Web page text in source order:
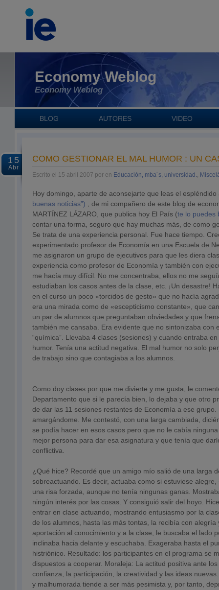
Economy Weblog
Economy Weblog
BLOG AUTORES VIDEO
15
Abr
COMO GESTIONAR EL MAL HUMOR : UN
Escrito el 15 abril 2007 por en Educación, mba´s, universidad.,
Hoy domingo, aparte de aconsejarte que leas el
buenas noticias”)
, de mi compañero de este blog de
MARTÍNEZ LÁZARO, que publica hoy El País (te lo puedes
contar una forma, seguro que hay muchas más, de como
Se trata de una experiencia personal. Fue hace tiempo.
experimentado profesor de Economía en una Escuela de
me asignaron un grupo de ejecutivos para que les diera
experiencia como profesor de Economía y también con
me hacía muy difícil. No me concentraba, ellos no me
estudiaban los casos antes de la clase, etc. ¡Un desastre!
en el curso un poco «torcidos de gesto» que no hacía
era una mirada como de «escepticismo constante», que
un par de alumnos que preguntaban obviedades y que
también me cansaba. Era evidente que no sintonizaba con
“química”. Llevaba 4 clases (sesiones) y cuando entraba
humor. Tenía una actitud negativa. El mal humor no solo
de trabajo sino que contagiaba a los alumnos.
Como doy clases por que me divierte y me gusta, le
Departamento que si le parecía bien, lo dejaba y que otro
de dar las 11 sesiones restantes de Economía a ese
amargándome. Me contestó, con una larga cambiada,
se podía hacer en esos casos pero que no le cabía
mejor persona para dar esa asignatura y que tenía que
conflictiva.
¿Qué hice? Recordé que un amigo mío salió de una larga
sobreactuando. Es decir, actuaba como si estuviese
una risa forzada, aunque no tenía ningunas ganas.
ningún interés por las cosas. Y consiguió salir del hoyo.
entrar en clase actuando, mostrando entusiasmo por la
de los alumnos, hasta las más tontas, la recibía con alegría
aportación al conocimiento y a la clase, le buscaba el lado
inclinaba hacia delante y escuchaba. Exageraba hasta el
histriónico. Resultado: los participantes en el programa se
dispuestos a cooperar. Moraleja: La actitud positiva ante
confianza, la participación, la creatividad y las ideas
y malhumorada tiende a ser más pesimista y, por tanto,